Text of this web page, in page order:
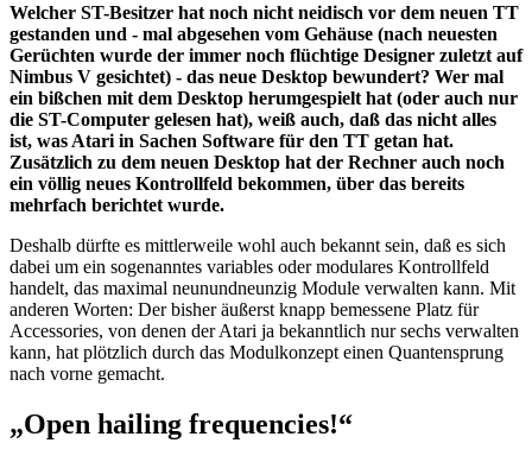
Welcher ST-Besitzer hat noch nicht neidisch vor dem neuen TT
gestanden und - mal abgesehen vom Gehäuse (nach neuesten
Gerüchten wurde der immer noch flüchtige Designer zuletzt auf
Nimbus V gesichtet) - das neue Desktop bewundert? Wer mal
ein bißchen mit dem Desktop herumgespielt hat (oder auch nur
die ST-Computer gelesen hat), weiß auch, daß das nicht alles
ist, was Atari in Sachen Software für den TT getan hat.
Zusätzlich zu dem neuen Desktop hat der Rechner auch noch
ein völlig neues Kontrollfeld bekommen, über das bereits
mehrfach berichtet wurde.
Deshalb dürfte es mittlerweile wohl auch bekannt sein, daß es sich
dabei um ein sogenanntes variables oder modulares Kontrollfeld
handelt, das maximal neunundneunzig Module verwalten kann. Mit
anderen Worten: Der bisher äußerst knapp bemessene Platz für
Accessories, von denen der Atari ja bekanntlich nur sechs verwalten
kann, hat plötzlich durch das Modulkonzept einen Quantensprung
nach vorne gemacht.
„Open hailing frequencies!“